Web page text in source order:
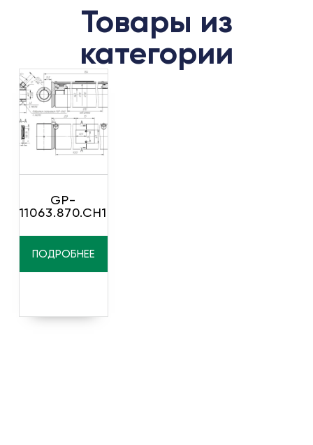
Товары из
категории
GP-
11063.870.CH1
ПОДРОБНЕЕ